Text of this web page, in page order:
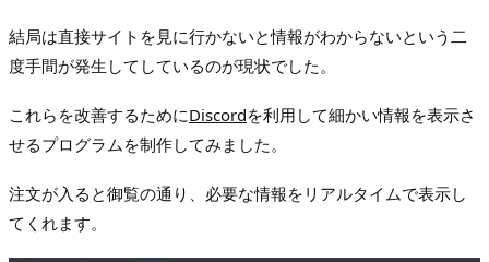
結局は直接サイトを見に行かないと情報がわからないという二
度手間が発生してしているのが現状でした。
これらを改善するためにDiscordを利用して細かい情報を表示さ
せるプログラムを制作してみました。
注文が入ると御覧の通り、必要な情報をリアルタイムで表示し
てくれます。